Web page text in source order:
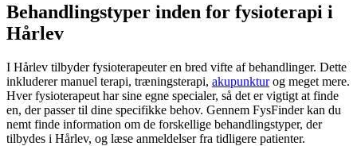
Behandlingstyper inden for fysioterapi i
Hårlev
I Hårlev tilbyder fysioterapeuter en bred vifte af behandlinger. Dette
inkluderer manuel terapi, træningsterapi, akupunkturog meget mere.
Hverfysioterapeut har sine egne specialer, så det er vigtigt at finde
en, der passer til dine specifikke behov. Gennem FysFinder kan du
nemt finde information om de forskellige behandlingstyper, der
tilbydes i Hårlev, og læse anmeldelser fra tidligere patienter.